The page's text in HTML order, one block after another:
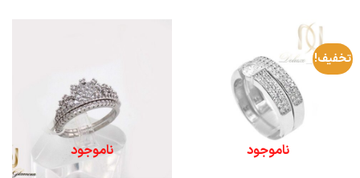
تخفیف!
ناموجود ناموجود